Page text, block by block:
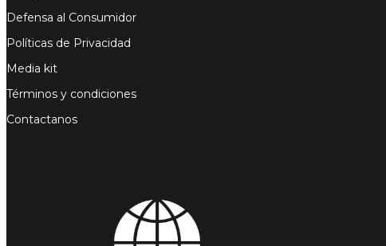
Defensa al Consumidor
Políticas de Privacidad
Media kit
Términos y condiciones
Contactanos